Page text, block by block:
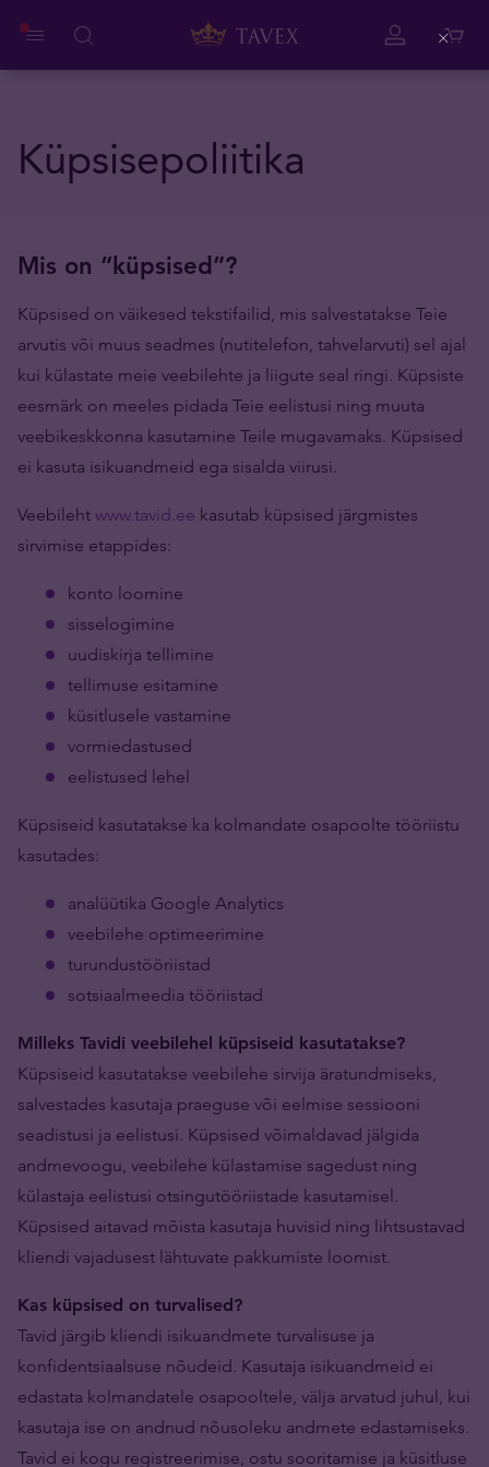
Küpsisepoliitika
Mis on “küpsised”?
Küpsised on väikesed tekstifailid, mis salvestatakse Teie
arvutis või muus seadmes (nutitelefon, tahvelarvuti) sel ajal
kui külastate meie veebilehte ja liigute seal ringi. Küpsiste
eesmärk on meeles pidada Teie eelistusi ning muuta
veebikeskkonna kasutamine Teile mugavamaks. Küpsised
ei kasuta isikuandmeid ega sisalda viirusi.
Veebileht www.tavid.ee kasutab küpsised järgmistes
sirvimise etappides:
konto loomine
sisselogimine
uudiskirja tellimine
tellimuse esitamine
küsitlusele vastamine
vormiedastused
eelistused lehel
Küpsiseid kasutatakse ka kolmandate osapoolte tööriistu
kasutades:
analüütika Google Analytics
veebilehe optimeerimine
turundustööriistad
sotsiaalmeedia tööriistad
Milleks Tavidi veebilehel küpsiseid kasutatakse?
Küpsiseid kasutatakse veebilehe sirvija äratundmiseks,
salvestades kasutaja praeguse või eelmise sessiooni
seadistusi ja eelistusi. Küpsised võimaldavad jälgida
andmevoogu, veebilehe külastamise sagedust ning
külastaja eelistusi otsingutööriistade kasutamisel.
Küpsised aitavad mõista kasutaja huvisid ning lihtsustavad
kliendi vajadusest lähtuvate pakkumiste loomist.
Kas küpsised on turvalised?
Tavid järgib kliendi isikuandmete turvalisuse ja
konfidentsiaalsuse nõudeid. Kasutaja isikuandmeid ei
edastata kolmandatele osapooltele, välja arvatud juhul, kui
kasutaja ise on andnud nõusoleku andmete edastamiseks.
Tavid ei kogu registreerimise, ostu sooritamise ja küsitluse
Close